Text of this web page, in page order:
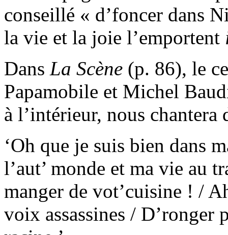
conseillé « d’foncer dans
la vie et la joie l’emportent
Dans La Scène (p. 86), le
Papamobile et Michel
à l’intérieur, nous chantera
‘Oh que je suis bien dans
l’aut’ monde et ma vie au
manger de vot’cuisine ! /
voix assassines / D’ronger